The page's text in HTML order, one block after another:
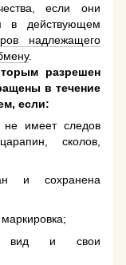
если они
в действующем
надлежащего
.
разрешен
в течение
если:
имеет следов
сколов,
и сохранена
вид и свои